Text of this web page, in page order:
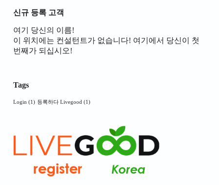
신규 등록 고객
여기 당신의 이름!
이 위치에는 컨설턴트가 없습니다! 여기에서 당신이 첫
번째가 되십시오!
Tags
Login (1) 등록하다 Livegood (1)